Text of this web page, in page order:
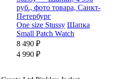
One size Stussy Шапка
Small Patch Watch
8 490 ₽
4 990 ₽